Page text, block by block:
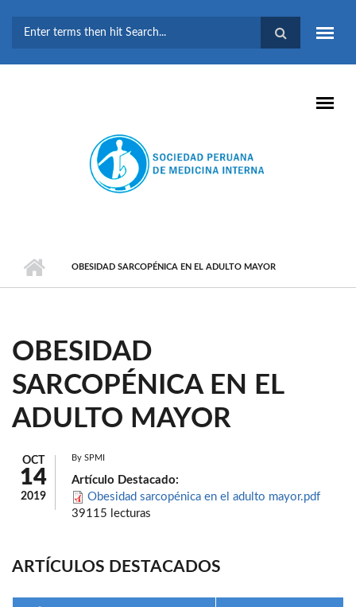
BÚSQUEDA
OBESIDAD SARCOPÉNICA EN EL ADULTO MAYOR
OBESIDAD
SARCOPÉNICA EN EL
ADULTO MAYOR
OCT
14
2019
By SPMI
Artículo Destacado:
Obesidad sarcopénica en el adulto mayor.pdf
39115 lecturas
ARTÍCULOS DESTACADOS